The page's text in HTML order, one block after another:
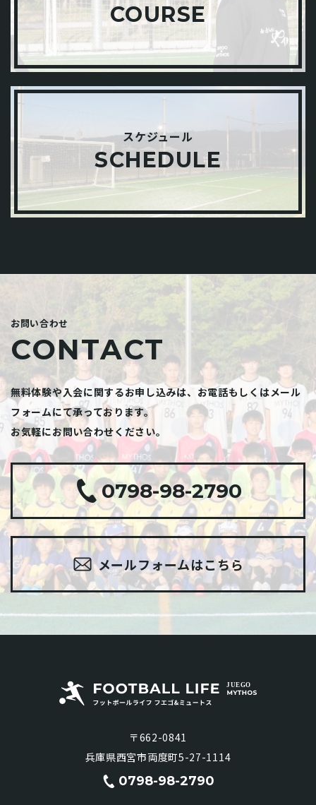
COURSE
スケジュール
SCHEDULE
お問い合わせ
CONTACT
無料体験や入会に関するお申し込みは、お電話もしくはメール
フォームにて承っております。
お気軽にお問い合わせください。
0798-98-2790
メールフォームはこちら
〒662-0841
​​​​​​​兵庫県西宮市両度町5-27-1114
0798-98-2790